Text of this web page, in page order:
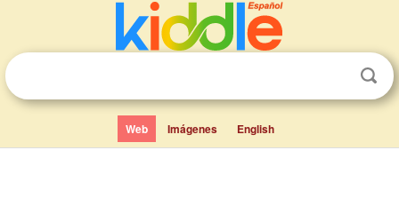
Web Imágenes English